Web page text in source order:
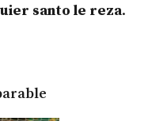
santo le reza.